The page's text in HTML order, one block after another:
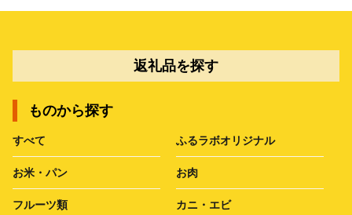
返礼品を探す
ものから探す
すべて ふるラボオリジナル
お米・パン お肉
フルーツ類 カニ・エビ